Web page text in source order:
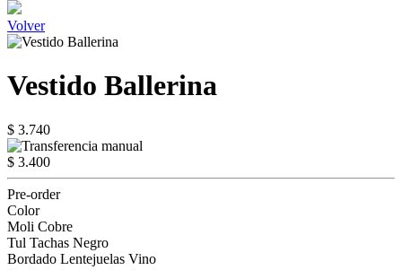
Volver
Vestido Ballerina
$ 3.740
$ 3.400
Pre-order
Color
Moli Cobre
Tul Tachas Negro
Bordado Lentejuelas Vino